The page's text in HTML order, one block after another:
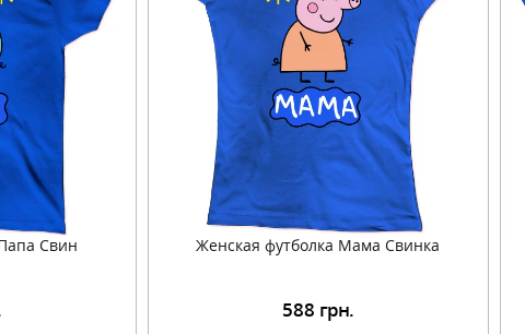
Свин Женская футболка Мама Свинка
588 грн.
Подробнее